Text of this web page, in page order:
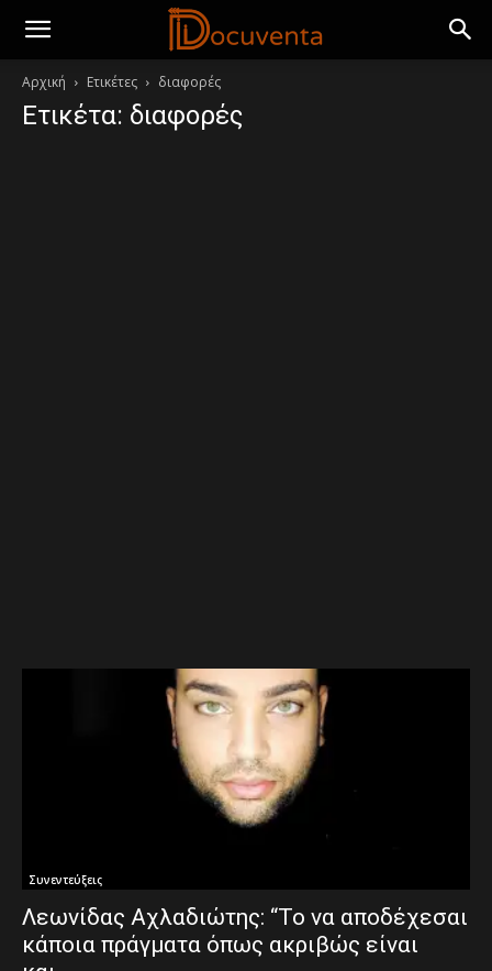
Αρχική Ετικέτες διαφορές
Ετικέτα: διαφορές
Συνεντεύξεις
Λεωνίδας Αχλαδιώτης: “Το να αποδέχεσαι
κάποια πράγματα όπως ακριβώς είναι